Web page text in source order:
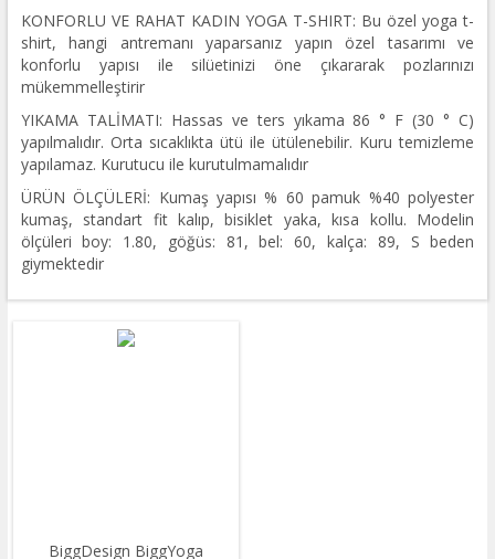
KONFORLU VE RAHAT KADIN YOGA T-SHIRT: Bu özel yoga t-
shirt, hangi antremanı yaparsanız yapın özel tasarımı ve
konforlu yapısı ile silüetinizi öne çıkararak pozlarınızı
mükemmelleştirir
YIKAMA TALİMATI: Hassas ve ters yıkama 86 ° F (30 ° C)
yapılmalıdır. Orta sıcaklıkta ütü ile ütülenebilir. Kuru temizleme
yapılamaz. Kurutucu ile kurutulmamalıdır
ÜRÜN ÖLÇÜLERİ: Kumaş yapısı % 60 pamuk %40 polyester
kumaş, standart fit kalıp, bisiklet yaka, kısa kollu. Modelin
ölçüleri boy: 1.80, göğüs: 81, bel: 60, kalça: 89, S beden
giymektedir
BiggDesign BiggYoga